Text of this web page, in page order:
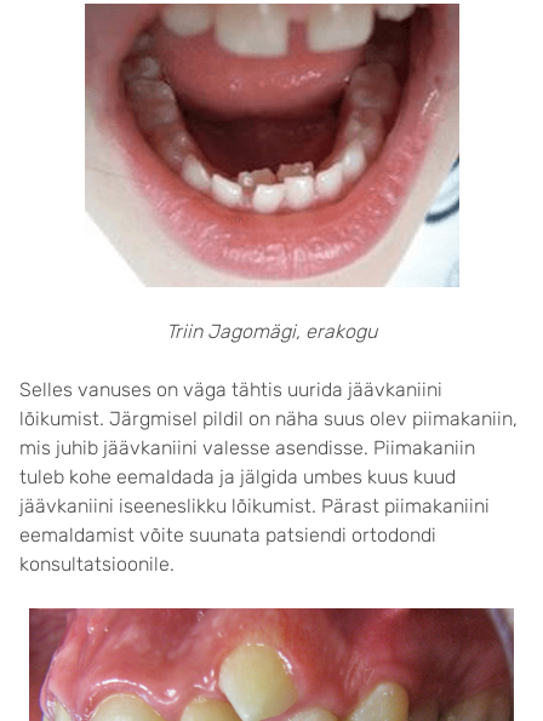
Triin Jagomägi, erakogu
Selles vanuses on väga tähtis uurida jäävkaniini
lõikumist. Järgmisel pildil on näha suus olev piimakaniin,
mis juhib jäävkaniini valesse asendisse. Piimakaniin
tuleb kohe eemaldada ja jälgida umbes kuus kuud
jäävkaniini iseeneslikku lõikumist. Pärast piimakaniini
eemaldamist võite suunata patsiendi ortodondi
konsultatsioonile.